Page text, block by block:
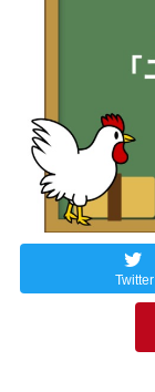
Twitter